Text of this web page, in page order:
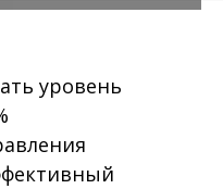
уровень